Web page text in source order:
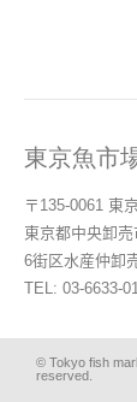
東京魚市
〒135-0061 東
東京都中央卸
6街区水産仲卸
TEL: 03-6633-
© Tokyo fish
reserved.